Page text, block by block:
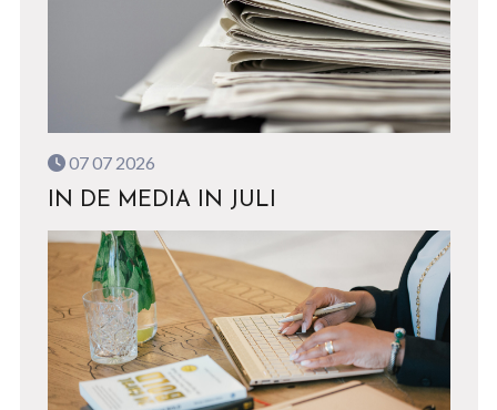
07 07 2026
IN DE MEDIA IN JULI